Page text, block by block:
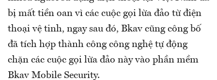
bị mất tiền oan vì các cuộc gọi lừa đảo từ điện
thoại vệ tinh, ngay sau đó, Bkav cũng công bố
đã tích hợp thành công công nghệ tự động
chặn các cuộc gọi lừa đảo này vào phần mềm
Bkav Mobile Security.